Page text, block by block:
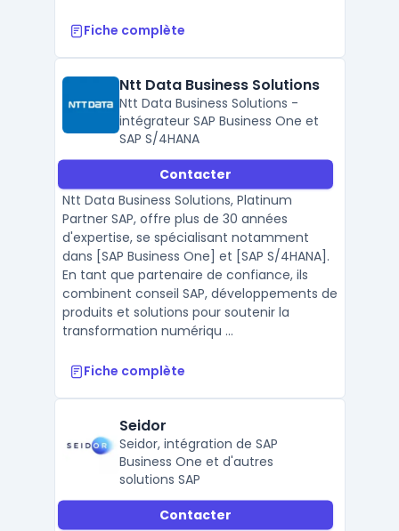
Fiche complète
Ntt Data Business Solutions
Ntt Data Business Solutions -
intégrateur SAP Business One et
SAP S/4HANA
Contacter
Ntt Data Business Solutions, Platinum
Partner SAP, offre plus de 30 années
d'expertise, se spécialisant notamment
dans [SAP Business One] et [SAP S/4HANA].
En tant que partenaire de confiance, ils
combinent conseil SAP, développements de
produits et solutions pour soutenir la
transformation numériqu ...
Fiche complète
Seidor
Seidor, intégration de SAP
Business One et d'autres
solutions SAP
Contacter